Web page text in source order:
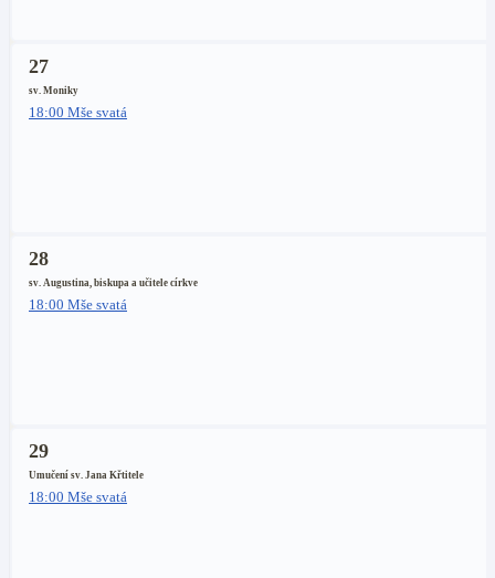
27
sv. Moniky
18:00 Mše svatá
28
sv. Augustina, biskupa a učitele církve
18:00 Mše svatá
29
Umučení sv. Jana Křtitele
18:00 Mše svatá